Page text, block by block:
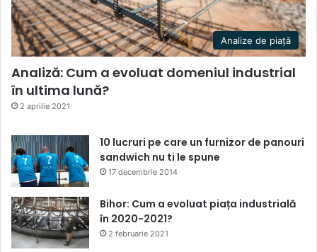
Analize de piață
Analiză: Cum a evoluat domeniul industrial
în ultima lună?
2 aprilie 2021
10 lucruri pe care un furnizor de panouri
sandwich nu ti le spune
17 decembrie 2014
Bihor: Cum a evoluat piața industrială
în 2020-2021?
2 februarie 2021